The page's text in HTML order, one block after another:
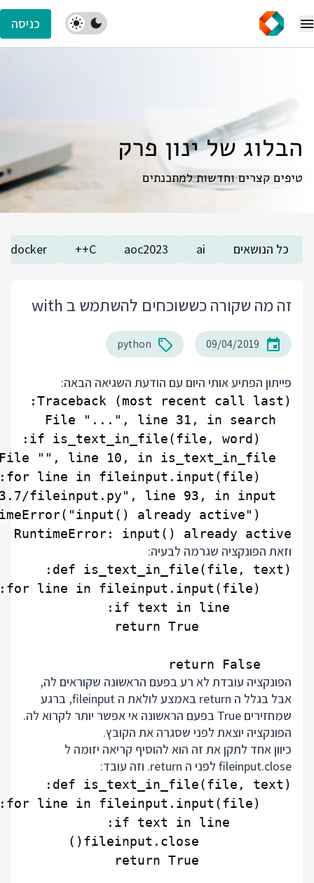
כניסה
הבלוג של ינון פרק
טיפים קצרים וחדשות למתכנתים
כל הנושאים ai
aoc2023
C++
docker
זה מה שקורה כששוכחים להשתמש ב with
09/04/2019
python
פייתון הפתיע אותי היום עם הודעת השגיאה הבאה:
RuntimeError: input() already active
וזאת הפונקציה שגרמה לבעיה:
הפונקציה עובדת לא רע בפעם הראשונה שקוראים לה,
אבל בגלל ה return באמצע לולאת ה fileinput, ברגע
שמחזירים True בפעם הראשונה אי אפשר יותר לקרוא לה.
הפונקציה יוצאת לפני שסגרה את הקובץ.
כיוון אחד לתקן את זה הוא להוסיף קריאה יזומה ל
fileinput.close לפני ה return. וזה עובד: